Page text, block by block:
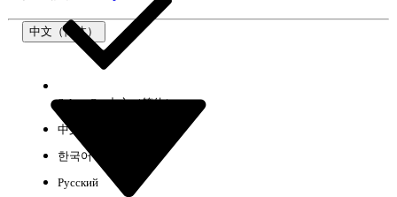
中文（简体）
Select Org中文（简体）
中文（繁体）
한국어
Русский